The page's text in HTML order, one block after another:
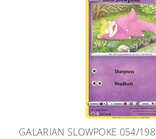
GALARIAN SLOWPOKE 054/198